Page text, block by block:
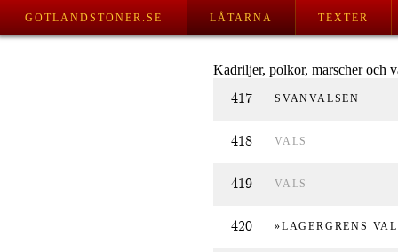
GOTLANDSTONER.SE LÅTARNA TEXTER
Kadriljer, polkor, marscher och
417 SVANVALSEN
418 VALS
419 VALS
420 »LAGERGRENS